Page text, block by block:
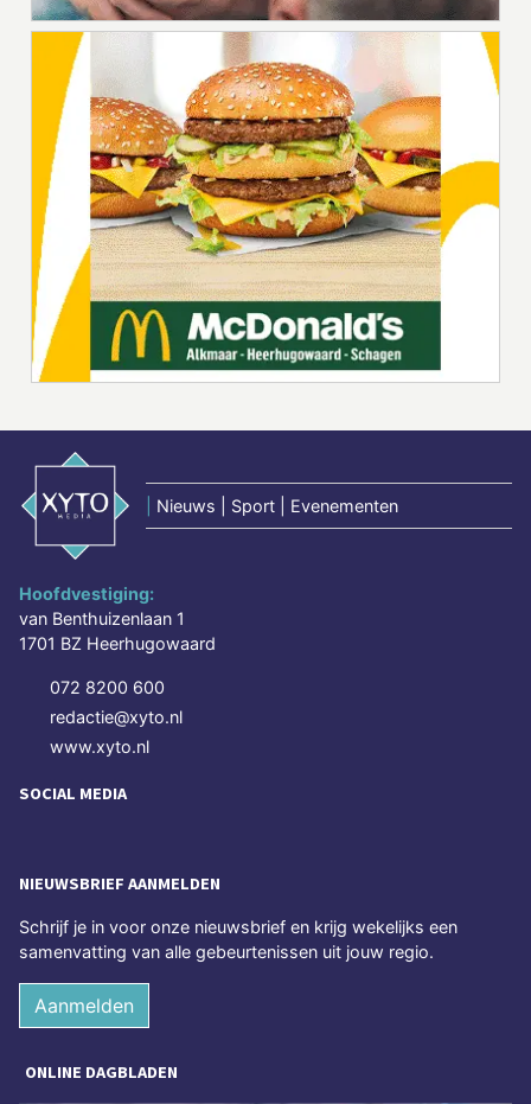
Nieuws | Sport | Evenementen
Hoofdvestiging:
van Benthuizenlaan 1
1701 BZ Heerhugowaard
072 8200 600
redactie@xyto.nl
www.xyto.nl
SOCIAL MEDIA
NIEUWSBRIEF AANMELDEN
Schrijf je in voor onze nieuwsbrief en krijg wekelijks een
samenvatting van alle gebeurtenissen uit jouw regio.
Aanmelden
ONLINE DAGBLADEN